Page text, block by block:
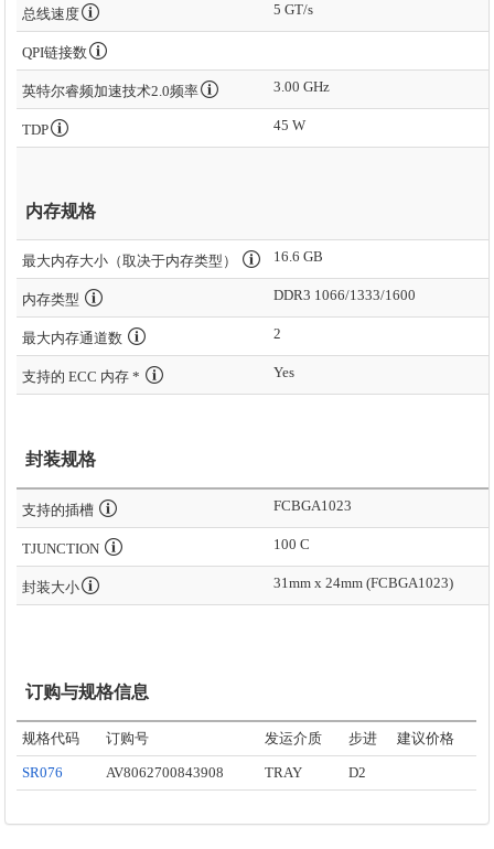
总线速度 5 GT/s
QPI链接数
英特尔睿频加速技术2.0频率 3.00 GHz
TDP 45 W
内存规格
最大内存大小（取决于内存类型） 16.6 GB
内存类型 DDR3 1066/1333/1600
最大内存通道数 2
支持的 ECC 内存 * Yes
封装规格
支持的插槽 FCBGA1023
TJUNCTION 100 C
封装大小 31mm x 24mm (FCBGA1023)
订购与规格信息
规格代码 订购号 发运介质 步进 建议价格
SR076 AV8062700843908 TRAY D2